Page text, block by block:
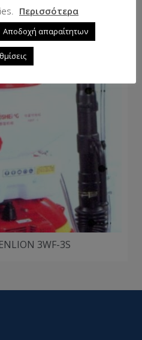
3WF-3S
Περισσότερα
Αποδοχή απαραίτητων